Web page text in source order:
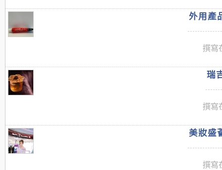
外用產
撰寫
瑞
撰寫
美妝盛
撰寫